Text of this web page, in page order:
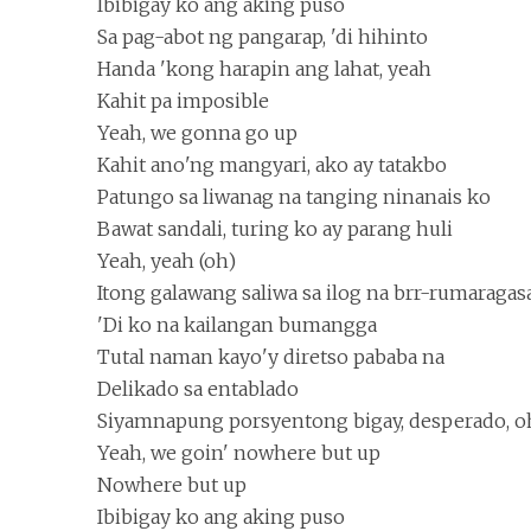
Sa pag-abot ng pangarap, 'di hihinto
Handa 'kong harapin ang lahat, yeah
Kahit pa imposible
Yeah, we gonna go up
Kahit ano'ng mangyari, ako ay tatakbo
Patungo sa liwanag na tanging ninanais ko
Bawat sandali, turing ko ay parang huli
Yeah, yeah (oh)
Itong galawang saliwa sa ilog na brr-
'Di ko na kailangan bumangga
Tutal naman kayo'y diretso pababa na
Delikado sa entablado
Siyamnapung porsyentong bigay, desperado,
Yeah, we goin' nowhere but up
Nowhere but up
Ibibigay ko ang aking puso